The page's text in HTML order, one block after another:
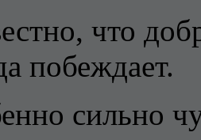
что
побеждает.
сильно